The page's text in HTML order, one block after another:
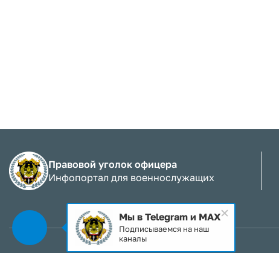
Правовой уголок офицера
Инфопортал для военнослужащих
Мы в Telegram и MAX
Подписываемся на наш
каналы